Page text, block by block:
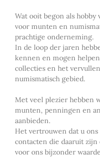
Wat ooit begon als
voor munten en
prachtige onderneming.
In de loop der jaren
kennen en mogen
collecties en het
numismatisch gebied.
Met veel plezier hebben
munten, penningen en
aanbieden.
Het vertrouwen dat u
contacten die daaruit zijn
voor ons bijzonder